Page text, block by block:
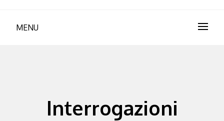
MENU
Interrogazioni